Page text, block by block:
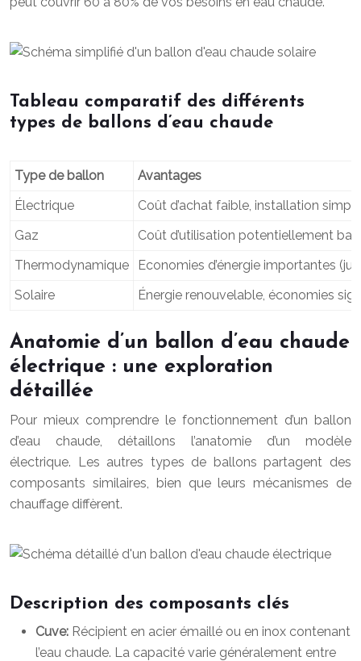
Tableau comparatif des différents
types de ballons d’eau chaude
Type de ballon
Avantages
Électrique
Coût d’achat faible, installation simple
Gaz
Coût d’utilisation potentiellement
Thermodynamique
Economies d’énergie importantes
Solaire
Énergie renouvelable, économies
Anatomie d’un ballon d’eau chaude
électrique : une exploration
détaillée
Pour mieux comprendre le fonctionnement d’un ballon
d’eau chaude, détaillons l’anatomie d’un modèle
électrique. Les autres types de ballons partagent des
composants similaires, bien que leurs mécanismes de
chauffage diffèrent.
Description des composants clés
Cuve: Récipient en acier émaillé ou en inox contenant
l’eau chaude. La capacité varie généralement entre